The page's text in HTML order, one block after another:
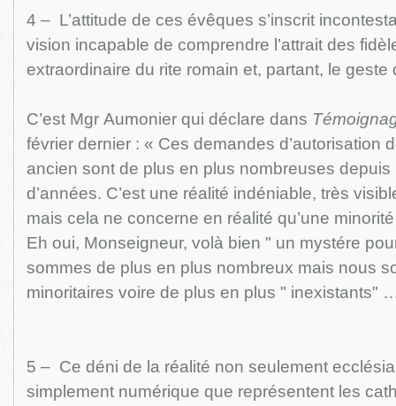
4 – L’attitude de ces évêques s’inscrit
vision incapable de comprendre l’attrait des
extraordinaire du rite romain et, partant, le geste
C’est Mgr Aumonier qui déclare dans
février dernier : « Ces demandes d’autorisation
ancien sont de plus en plus nombreuses depuis
d’années. C’est une réalité indéniable, très
mais cela ne concerne en réalité qu’une
Eh oui, Monseigneur, volà bien " un mystére
sommes de plus en plus nombreux mais nous
minoritaires voire de plus en plus " inexistants"
5 – Ce déni de la réalité non seulement
simplement numérique que représentent les